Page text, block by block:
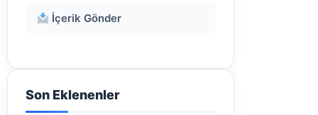
İçerik Gönder
Son Eklenenler